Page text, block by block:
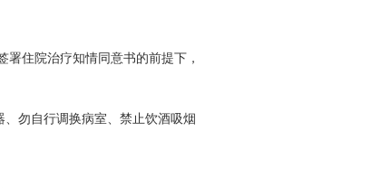
署住院治疗知情同意书的前提下，
、勿自行调换病室、禁止饮酒吸烟